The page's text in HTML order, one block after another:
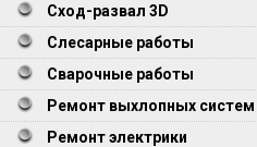
Сход-развал 3D
Слесарные работы
Сварочные работы
Ремонт выхлопных систем
Ремонт электрики